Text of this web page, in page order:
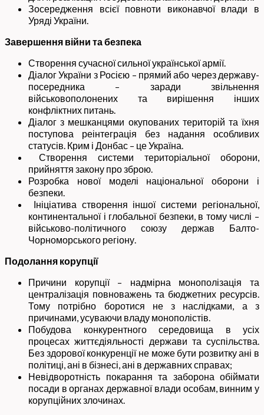
Зосередження всієї повноти виконавчої влади в
Уряді України.
Завершення війни та безпека
Створення сучасної сильної української армії.
Діалог України з Росією – прямий або через державу-
посередника – заради звільнення
військовополонених та вирішення інших
конфліктних питань.
Діалог з мешканцями окупованих територій та їхня
поступова реінтеграція без надання особливих
статусів. Крим і Донбас – це Україна.
Створення системи територіальної оборони,
прийняття закону про зброю.
Розробка нової моделі національної оборони і
безпеки.
Ініціатива створення іншої системи регіональної,
континентальної і глобальної безпеки, в тому числі –
військово-політичного союзу держав Балто-
Чорноморського регіону.
Подолання корупції
Причини корупції – надмірна монополізація та
централізація повноважень та бюджетних ресурсів.
Тому потрібно боротися не з наслідками, а з
причинами, усуваючи владу монополістів.
Побудова конкурентного середовища в усіх
процесах життєдіяльності держави та суспільства.
Без здорової конкуренції не може бути розвитку ані в
політиці, ані в бізнесі, ані в державних справах;
Невідворотність покарання та заборона обіймати
посади в органах державної влади особам, винним у
корупційних злочинах.